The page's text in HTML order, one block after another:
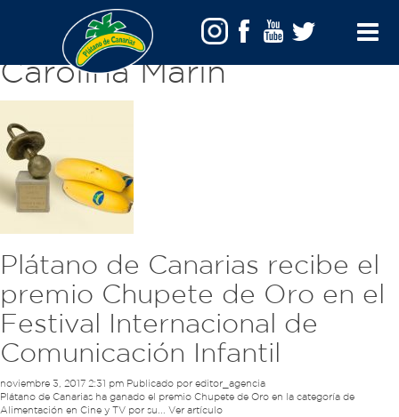
Menu
Archivo de etiquetas:
Carolina Marin
Plátano de Canarias recibe el
premio Chupete de Oro en el
Festival Internacional de
Comunicación Infantil
noviembre 3, 2017 2:31 pm Publicado por editor_agencia
Plátano de Canarias ha ganado el premio Chupete de Oro en la categoría de
Alimentación en Cine y TV por su... Ver artículo